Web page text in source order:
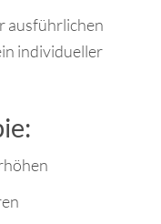
ausführlichen
individueller